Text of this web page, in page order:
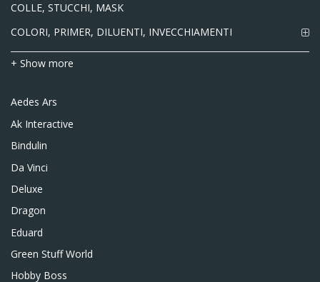
COLLE, STUCCHI, MASK
COLORI, PRIMER, DILUENTI, INVECCHIAMENTI
+ Show more
Aedes Ars
Ak Interactive
Bindulin
Da Vinci
Deluxe
Dragon
Eduard
Green Stuff World
Hobby Boss